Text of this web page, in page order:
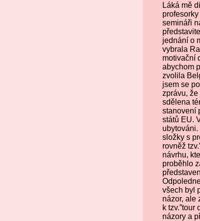
Láká mě
semináři
jednání o
vybrala
motivační
abychom
zvolila
jsem se
zprávu,
sdělena
stanovení
států EU.
složky s
rovněž
návrhu,
proběhlo
všech byl
názor, ale
k
názory a